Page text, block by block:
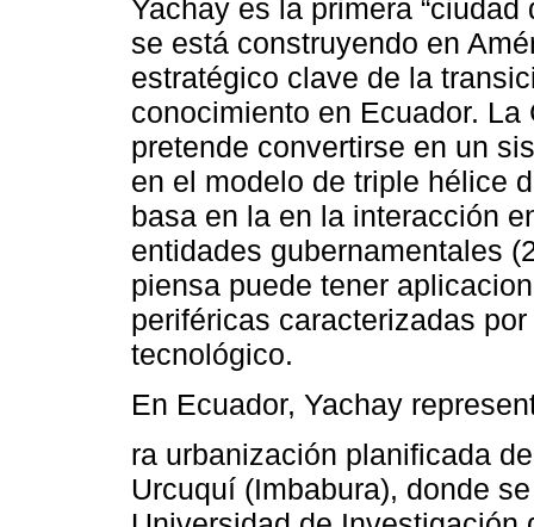
Yachay es la primera
se está construyendo en
estratégico clave de la
conocimiento en Ecuador.
pretende convertirse en un
en el modelo de triple hélice
basa en la en la interacción
entidades gubernamentales
piensa puede tener
periféricas caracterizadas
tecnológico.
En Ecuador, Yachay
ra urbanización planificada
Urcuquí (Imbabura), donde